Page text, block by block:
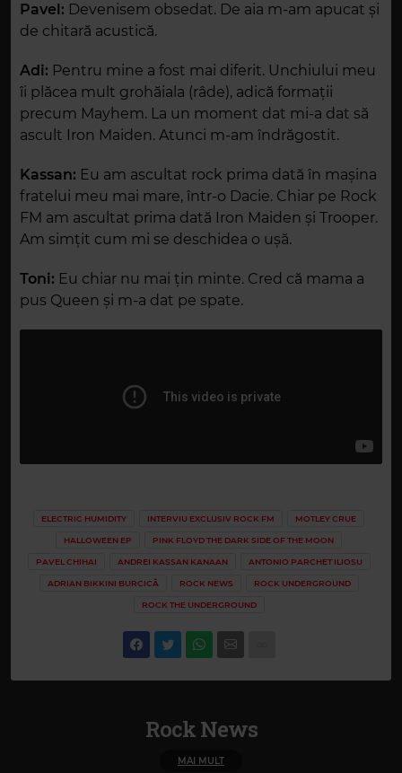
Pavel: Devenisem obsedat. De aia m-am apucat și
de chitară acustică.
Adi: Pentru mine a fost mai diferit. Unchiului meu
îi plăcea mult grohăiala (râde), adică formații
precum Mayhem. La un moment dat mi-a dat să
ascult Iron Maiden. Atunci m-am îndrăgostit.
Kassan: Eu am ascultat rock prima dată în mașina
fratelui meu mai mare, într-o Dacie. Chiar pe Rock
FM am ascultat prima dată Iron Maiden și Trooper.
Am simțit cum mi se deschidea o ușă.
Toni: Eu chiar nu mai țin minte. Cred că mama a
pus Queen și m-a dat pe spate.
ELECTRIC HUMIDITY INTERVIU EXCLUSIV ROCK FM MOTLEY CRUE
HALLOWEEN EP PINK FLOYD THE DARK SIDE OF THE MOON
PAVEL CHIHAI ANDREI KASSAN KANAAN ANTONIO PARCHET ILIOSU
ADRIAN BIKKINI BURCICĂ ROCK NEWS ROCK UNDERGROUND
ROCK THE UNDERGROUND
Rock News
MAI MULT